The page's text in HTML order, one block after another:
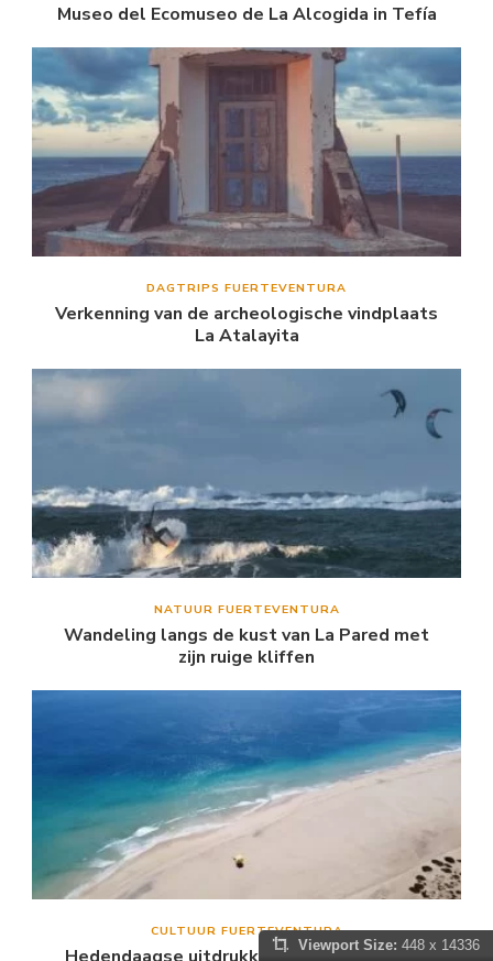
Museo del Ecomuseo de La Alcogida in Tefía
DAGTRIPS FUERTEVENTURA
Verkenning van de archeologische vindplaats
La Atalayita
NATUUR FUERTEVENTURA
Wandeling langs de kust van La Pared met
zijn ruige kliffen
CULTUUR FUERTEVENTURA
Viewport Size: 448 x 14336